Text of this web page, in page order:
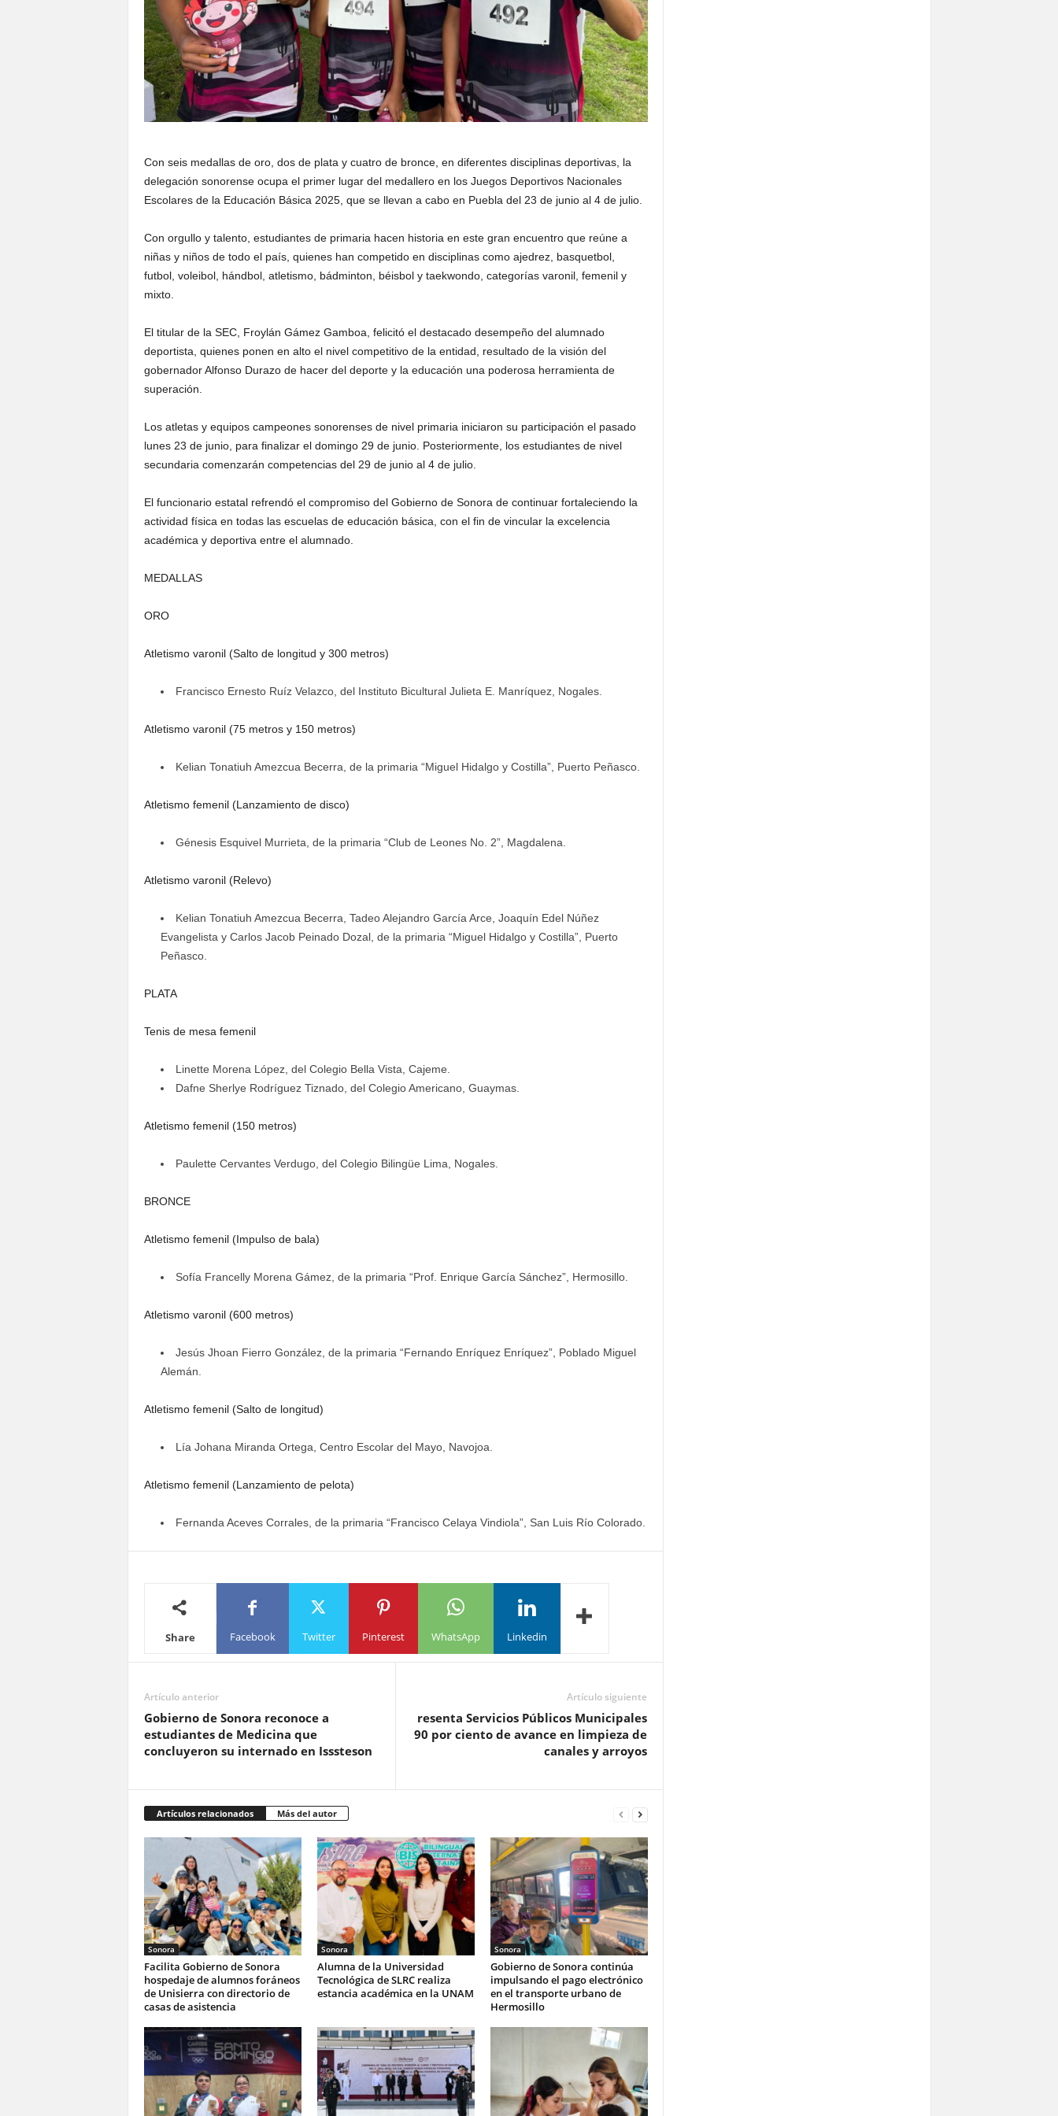
Con seis medallas de oro, dos de plata y cuatro de bronce, en diferentes disciplinas deportivas, la
delegación sonorense ocupa el primer lugar del medallero en los Juegos Deportivos Nacionales
Escolares de la Educación Básica 2025, que se llevan a cabo en Puebla del 23 de junio al 4 de julio.
Con orgullo y talento, estudiantes de primaria hacen historia en este gran encuentro que reúne a
niñas y niños de todo el país, quienes han competido en disciplinas como ajedrez, basquetbol,
futbol, voleibol, hándbol, atletismo, bádminton, béisbol y taekwondo, categorías varonil, femenil y
mixto.
El titular de la SEC, Froylán Gámez Gamboa, felicitó el destacado desempeño del alumnado
deportista, quienes ponen en alto el nivel competitivo de la entidad, resultado de la visión del
gobernador Alfonso Durazo de hacer del deporte y la educación una poderosa herramienta de
superación.
Los atletas y equipos campeones sonorenses de nivel primaria iniciaron su participación el pasado
lunes 23 de junio, para finalizar el domingo 29 de junio. Posteriormente, los estudiantes de nivel
secundaria comenzarán competencias del 29 de junio al 4 de julio.
El funcionario estatal refrendó el compromiso del Gobierno de Sonora de continuar fortaleciendo la
actividad física en todas las escuelas de educación básica, con el fin de vincular la excelencia
académica y deportiva entre el alumnado.
MEDALLAS
ORO
Atletismo varonil (Salto de longitud y 300 metros)
Francisco Ernesto Ruíz Velazco, del Instituto Bicultural Julieta E. Manríquez, Nogales.
Atletismo varonil (75 metros y 150 metros)
Kelian Tonatiuh Amezcua Becerra, de la primaria “Miguel Hidalgo y Costilla”, Puerto Peñasco.
Atletismo femenil (Lanzamiento de disco)
Génesis Esquivel Murrieta, de la primaria “Club de Leones No. 2”, Magdalena.
Atletismo varonil (Relevo)
Kelian Tonatiuh Amezcua Becerra, Tadeo Alejandro García Arce, Joaquín Edel Núñez
Evangelista y Carlos Jacob Peinado Dozal, de la primaria “Miguel Hidalgo y Costilla”, Puerto
Peñasco.
PLATA
Tenis de mesa femenil
Linette Morena López, del Colegio Bella Vista, Cajeme.
Dafne Sherlye Rodríguez Tiznado, del Colegio Americano, Guaymas.
Atletismo femenil (150 metros)
Paulette Cervantes Verdugo, del Colegio Bilingüe Lima, Nogales.
BRONCE
Atletismo femenil (Impulso de bala)
Sofía Francelly Morena Gámez, de la primaria “Prof. Enrique García Sánchez”, Hermosillo.
Atletismo varonil (600 metros)
Jesús Jhoan Fierro González, de la primaria “Fernando Enríquez Enríquez”, Poblado Miguel
Alemán.
Atletismo femenil (Salto de longitud)
Lía Johana Miranda Ortega, Centro Escolar del Mayo, Navojoa.
Atletismo femenil (Lanzamiento de pelota)
Fernanda Aceves Corrales, de la primaria “Francisco Celaya Vindiola”, San Luis Río Colorado.
Share Facebook Twitter Pinterest WhatsApp Linkedin
Artículo anterior
Gobierno de Sonora reconoce a
estudiantes de Medicina que
concluyeron su internado en Isssteson
Artículo siguiente
resenta Servicios Públicos Municipales
90 por ciento de avance en limpieza de
canales y arroyos
Artículos relacionados Más del autor
Sonora
Facilita Gobierno de Sonora
hospedaje de alumnos foráneos
de Unisierra con directorio de
casas de asistencia
Sonora
Alumna de la Universidad
Tecnológica de SLRC realiza
estancia académica en la UNAM
Sonora
Gobierno de Sonora continúa
impulsando el pago electrónico
en el transporte urbano de
Hermosillo